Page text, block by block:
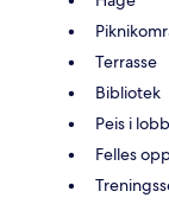
Terrasse
Bibliotek
Peis i
Felles